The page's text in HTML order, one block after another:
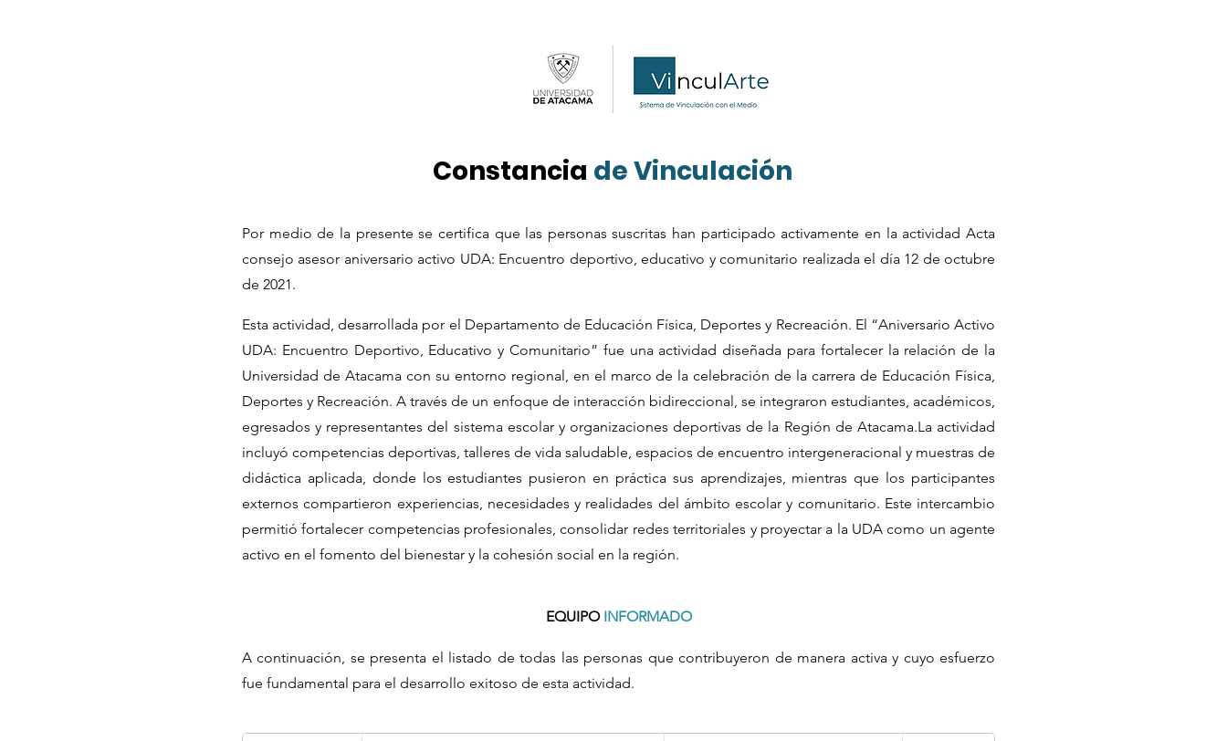
Constancia de Vinculación
Por medio de la presente se certifica que las personas suscritas han participado activamente en la actividad Acta
consejo asesor aniversario activo UDA: Encuentro deportivo, educativo y comunitario realizada el día 12 de octubre
de 2021.
Esta actividad, desarrollada por el Departamento de Educación Física, Deportes y Recreación. El “Aniversario Activo
UDA: Encuentro Deportivo, Educativo y Comunitario” fue una actividad diseñada para fortalecer la relación de la
Universidad de Atacama con su entorno regional, en el marco de la celebración de la carrera de Educación Física,
Deportes y Recreación. A través de un enfoque de interacción bidireccional, se integraron estudiantes, académicos,
egresados y representantes del sistema escolar y organizaciones deportivas de la Región de Atacama.La actividad
incluyó competencias deportivas, talleres de vida saludable, espacios de encuentro intergeneracional y muestras de
didáctica aplicada, donde los estudiantes pusieron en práctica sus aprendizajes, mientras que los participantes
externos compartieron experiencias, necesidades y realidades del ámbito escolar y comunitario. Este intercambio
permitió fortalecer competencias profesionales, consolidar redes territoriales y proyectar a la UDA como un agente
activo en el fomento del bienestar y la cohesión social en la región.
EQUIPO INFORMADO
A continuación, se presenta el listado de todas las personas que contribuyeron de manera activa y cuyo esfuerzo
fue fundamental para el desarrollo exitoso de esta actividad.